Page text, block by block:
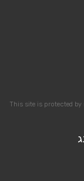
This site is protected by